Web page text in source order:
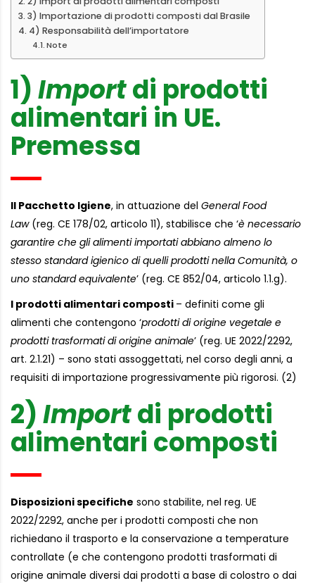
3) Importazione di prodotti composti dal Brasile
4) Responsabilità dell’importatore
Note
1)Importdi prodotti
alimentari in UE.
Premessa
Il Pacchetto Igiene, in attuazione del General Food
Law (reg. CE 178/02, articolo 11), stabilisce che ‘è necessario
garantire che gli alimenti importati abbiano almeno lo
stesso standard igienico di quelli prodotti nella Comunità, o
uno standard equivalente’ (reg. CE 852/04, articolo 1.1.g).
I prodotti alimentari composti – definiti come gli
alimenti che contengono ‘prodotti di origine vegetale e
prodotti trasformati di origine animale’ (reg. UE 2022/2292,
art. 2.1.21) – sono stati assoggettati, nel corso degli anni, a
requisiti di importazione progressivamente più rigorosi. (2)
2)Importdi prodotti
alimentari composti
Disposizioni specifiche sono stabilite, nel reg. UE
2022/2292, anche per i prodotti composti che non
richiedano il trasporto e la conservazione a temperature
controllate (e che contengono prodotti trasformati di
origine animale diversi dai prodotti a base di colostro o dai